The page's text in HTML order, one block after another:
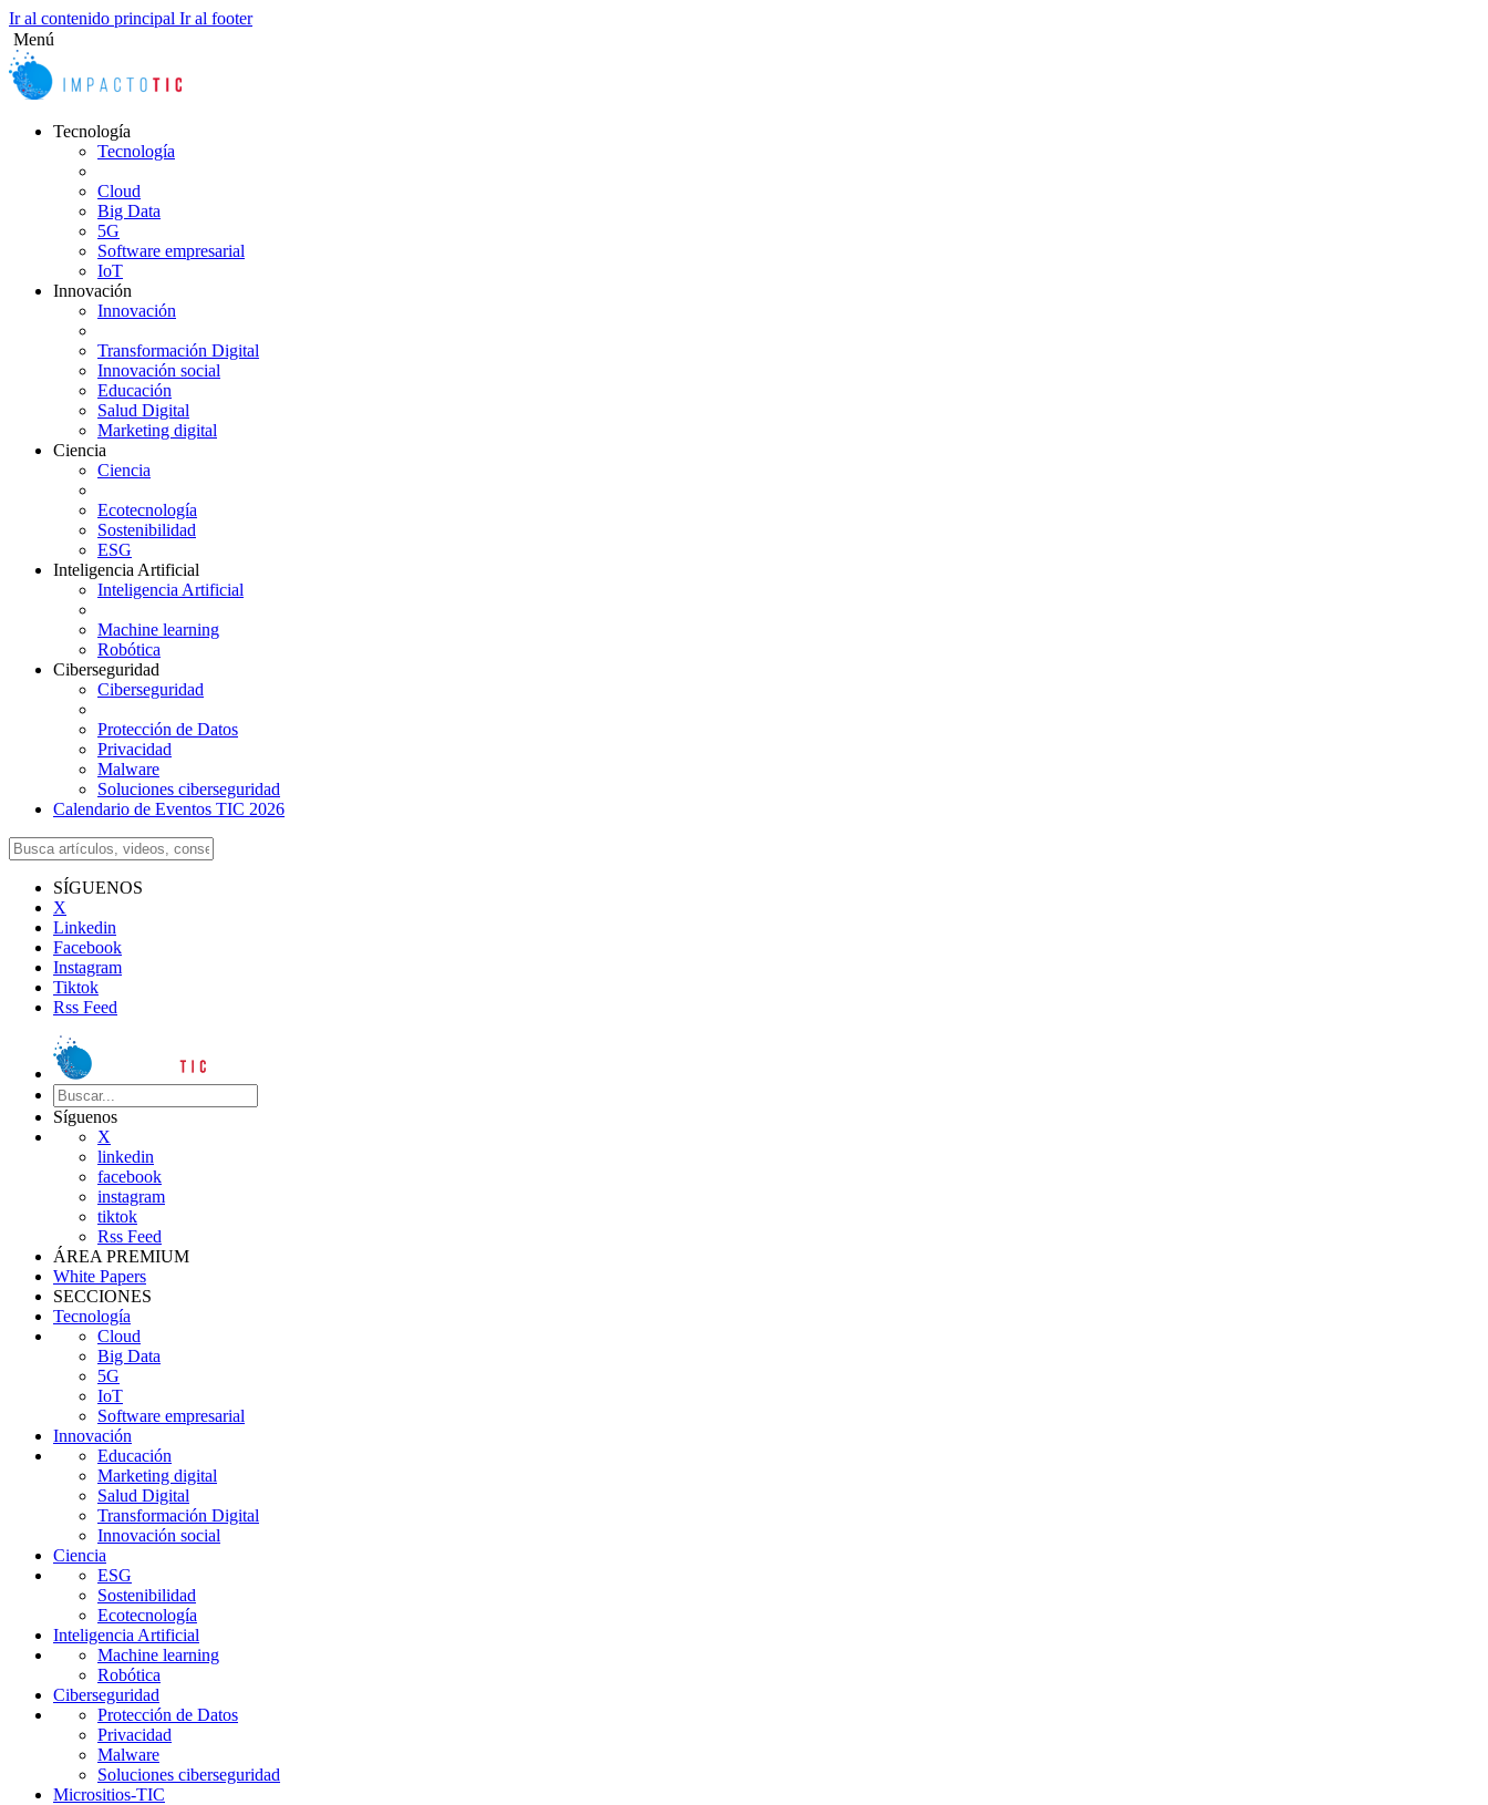
Ir al contenido principal Ir al footer
Menú
Tecnología
Tecnología
Cloud
Big Data
5G
Software empresarial
IoT
Innovación
Innovación
Transformación Digital
Innovación social
Educación
Salud Digital
Marketing digital
Ciencia
Ciencia
Ecotecnología
Sostenibilidad
ESG
Inteligencia Artificial
Inteligencia Artificial
Machine learning
Robótica
Ciberseguridad
Ciberseguridad
Protección de Datos
Privacidad
Malware
Soluciones ciberseguridad
Calendario de Eventos TIC 2026
SÍGUENOS
X
Linkedin
Facebook
Instagram
Tiktok
Rss Feed
Síguenos
X
linkedin
facebook
instagram
tiktok
Rss Feed
ÁREA PREMIUM
White Papers
SECCIONES
Tecnología
Cloud
Big Data
5G
IoT
Software empresarial
Innovación
Educación
Marketing digital
Salud Digital
Transformación Digital
Innovación social
Ciencia
ESG
Sostenibilidad
Ecotecnología
Inteligencia Artificial
Machine learning
Robótica
Ciberseguridad
Protección de Datos
Privacidad
Malware
Soluciones ciberseguridad
Micrositios-TIC